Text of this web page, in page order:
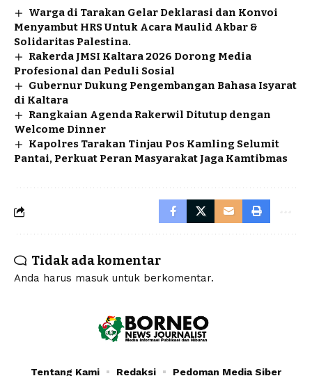
Warga di Tarakan Gelar Deklarasi dan Konvoi
Menyambut HRS Untuk Acara Maulid Akbar &
Solidaritas Palestina.
Rakerda JMSI Kaltara 2026 Dorong Media
Profesional dan Peduli Sosial
Gubernur Dukung Pengembangan Bahasa Isyarat
di Kaltara
Rangkaian Agenda Rakerwil Ditutup dengan
Welcome Dinner
Kapolres Tarakan Tinjau Pos Kamling Selumit
Pantai, Perkuat Peran Masyarakat Jaga Kamtibmas
Tidak ada komentar
Anda harus masuk untuk berkomentar.
Tentang Kami Redaksi Pedoman Media Siber